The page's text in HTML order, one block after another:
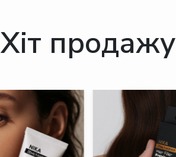
Хіт продажу